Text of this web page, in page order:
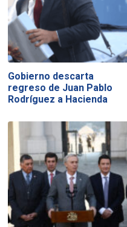
Gobierno descarta
regreso de Juan Pablo
Rodríguez a Hacienda